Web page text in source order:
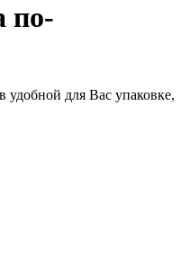
по-
для Вас упаковке,